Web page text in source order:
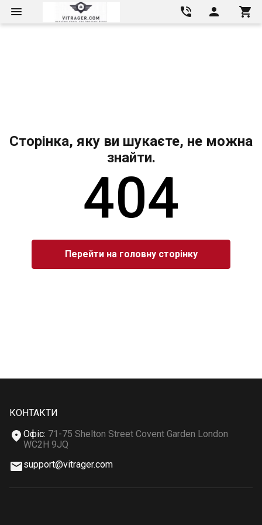
Сторінка, яку ви шукаєте, не можна
знайти.
404
Перейти на головну сторінку
КОНТАКТИ
Офіс: 71-75 Shelton Street Covent Garden London
WC2H 9JQ
support@vitrager.com